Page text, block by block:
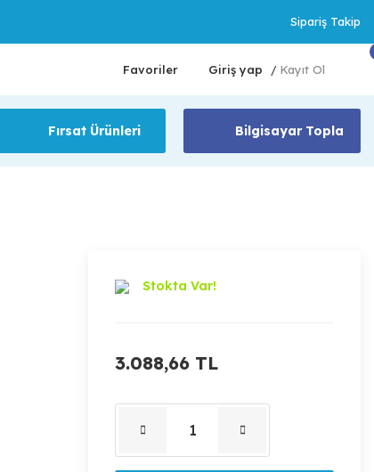
Sipariş Takip
Favoriler Giriş yap / Kayıt Ol
Fırsat Ürünleri Bilgisayar Topla
Stokta Var!
3.088,66 TL